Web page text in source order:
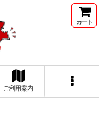
カート
ご利用案内